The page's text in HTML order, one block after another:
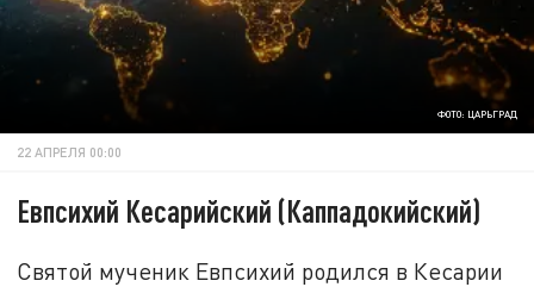
ФОТО: ЦАРЬГРАД
22 АПРЕЛЯ 00:00
Евпсихий Кесарийский (Каппадокийский)
Святой мученик Евпсихий родился в Кесарии